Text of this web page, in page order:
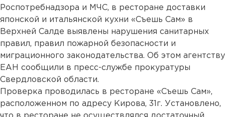
Роспотребнадзора и МЧС, в ресторане доставки
японской и итальянской кухни «Съешь Сам» в
Верхней Салде выявлены нарушения санитарных
правил, правил пожарной безопасности и
миграционного законодательства. Об этом агентству
ЕАН сообщили в пресс-службе прокуратуры
Свердловской области.
Проверка проводилась в ресторане «Съешь Сам»,
расположенном по адресу Кирова, 31г. Установлено,